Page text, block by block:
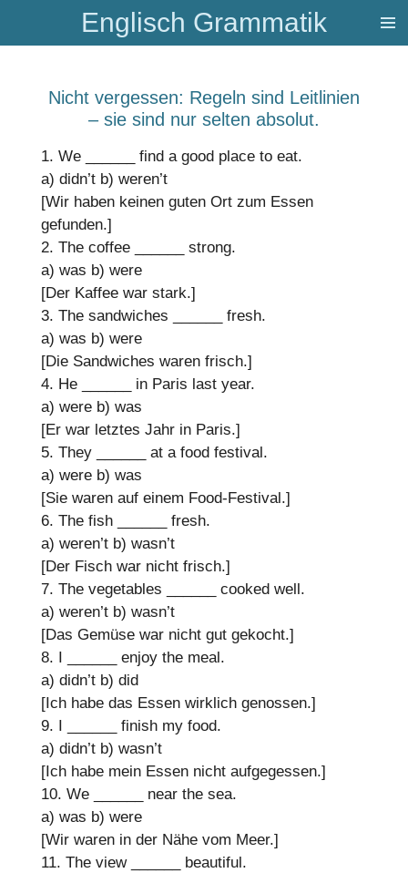
Hauptinhalt
Englisch Grammatik
Nicht vergessen: Regeln sind Leitlinien
– sie sind nur selten absolut.
1. We
find a good place to eat.
a) didn’t b) weren’t
[Wir haben keinen guten Ort zum Essen
gefunden.]
2. The coffee
strong.
a) was b) were
[Der Kaffee war stark.]
3. The sandwiches
fresh.
a) was b) were
[Die Sandwiches waren frisch.]
4. He
in Paris last year.
a) were b) was
[Er war letztes Jahr in Paris.]
5. They
at a food festival.
a) were b) was
[Sie waren auf einem Food-Festival.]
6. The fish
fresh.
a) weren’t b) wasn’t
[Der Fisch war nicht frisch.]
7. The vegetables
cooked well.
a) weren’t b) wasn’t
[Das Gemüse war nicht gut gekocht.]
8. I
enjoy the meal.
a) didn’t b) did
[Ich habe das Essen wirklich genossen.]
9. I
finish my food.
a) didn’t b) wasn’t
[Ich habe mein Essen nicht aufgegessen.]
10. We
near the sea.
a) was b) were
[Wir waren in der Nähe vom Meer.]
11. The view
beautiful.